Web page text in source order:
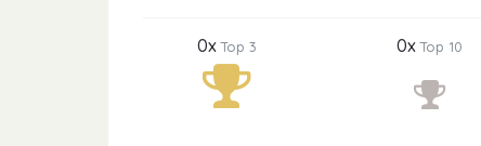
0xTop 3 0xTop 10